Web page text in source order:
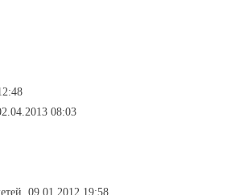
08:03
09.01.2012 19:58